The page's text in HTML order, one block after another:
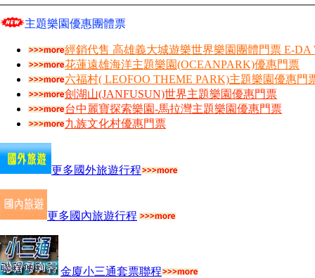
主題樂園優惠團體票
經銷代售 高雄義大城遊樂世界樂園團體門票 E-DA
花蓮遠雄海洋主題樂園(OCEANPARK)優惠門票
六福村( LEOFOO THEME PARK)主題樂園優惠門
劍湖山(JANFUSUN)世界主題樂園優惠門票
台中麗寶探索樂園-馬拉灣主題樂園優惠門票
九族文化村優惠門票
更多國外旅遊行程
更多國內旅遊行程
金廈小三通套票聯程